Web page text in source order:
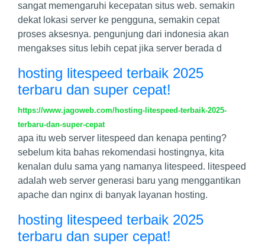
sangat memengaruhi kecepatan situs web. semakin
dekat lokasi server ke pengguna, semakin cepat
proses aksesnya. pengunjung dari indonesia akan
mengakses situs lebih cepat jika server berada d
hosting litespeed terbaik 2025
terbaru dan super cepat!
https://www.jagoweb.com/hosting-litespeed-terbaik-2025-
terbaru-dan-super-cepat
apa itu web server litespeed dan kenapa penting?
sebelum kita bahas rekomendasi hostingnya, kita
kenalan dulu sama yang namanya litespeed. litespeed
adalah web server generasi baru yang menggantikan
apache dan nginx di banyak layanan hosting.
hosting litespeed terbaik 2025
terbaru dan super cepat!